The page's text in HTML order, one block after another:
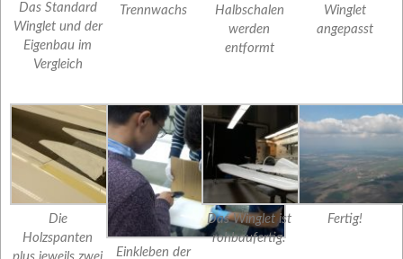
Das Standard
Winglet und der
Eigenbau im
Vergleich
Trennwachs
Halbschalen
werden
entformt
Winglet
angepasst
Die
Holzspanten
Einkleben der
Das Winglet ist
rohbaufertig.
Fertig!